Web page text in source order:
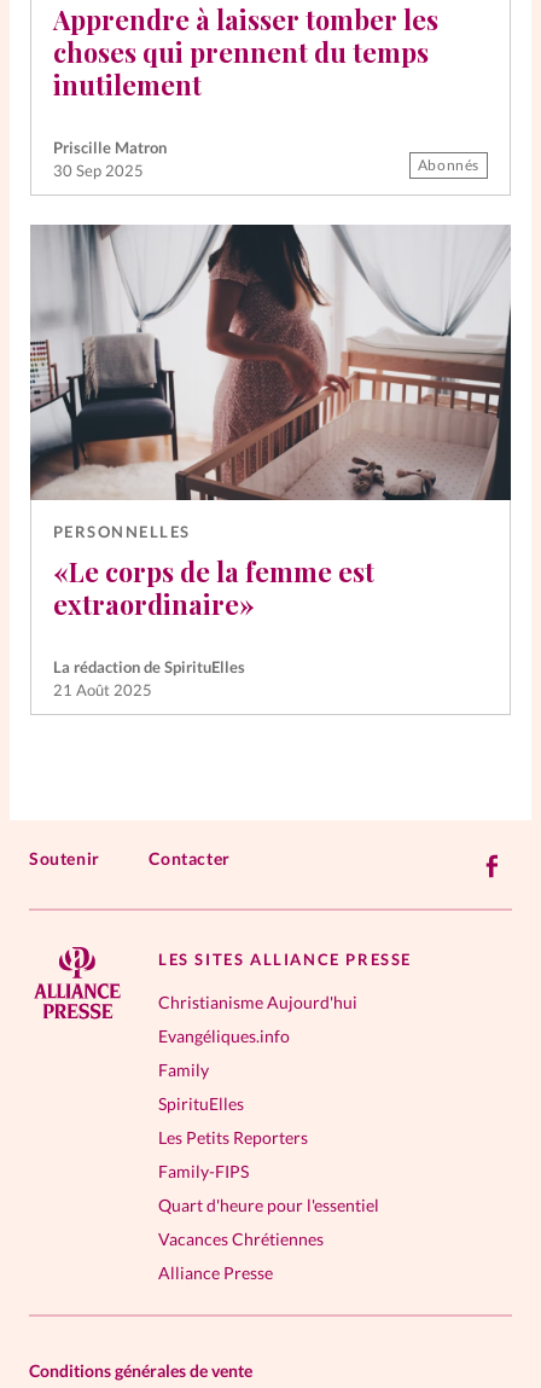
Apprendre à laisser tomber les
choses qui prennent du temps
inutilement
Priscille Matron
30 Sep 2025
Abonnés
PERSONNELLES
«Le corps de la femme est
extraordinaire»
La rédaction de SpirituElles
21 Août 2025
Soutenir Contacter
LES SITES ALLIANCE PRESSE
Christianisme Aujourd'hui
Evangéliques.info
Family
SpirituElles
Les Petits Reporters
Family-FIPS
Quart d'heure pour l'essentiel
Vacances Chrétiennes
Alliance Presse
Conditions générales de vente